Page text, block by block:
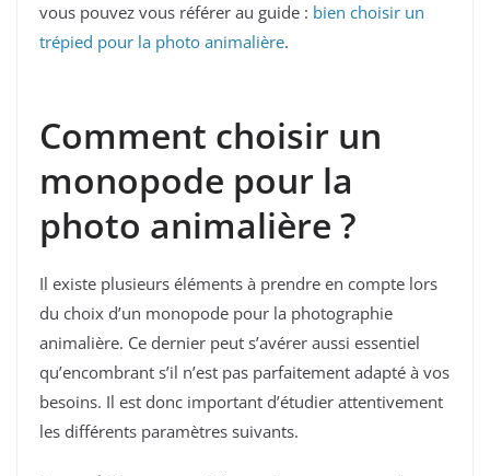
vous pouvez vous référer au guide : bien choisir un
trépied pour la photo animalière.
Comment choisir un
monopode pour la
photo animalière ?
Il existe plusieurs éléments à prendre en compte lors
du choix d’un monopode pour la photographie
animalière. Ce dernier peut s’avérer aussi essentiel
qu’encombrant s’il n’est pas parfaitement adapté à vos
besoins. Il est donc important d’étudier attentivement
les différents paramètres suivants.